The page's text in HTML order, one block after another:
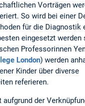
Vorträgen
So wird bei einer
für die Diagnostik
eingesetzt werden
Professorinnen
London) werden
Kinder über diverse
referieren.
aufgrund der